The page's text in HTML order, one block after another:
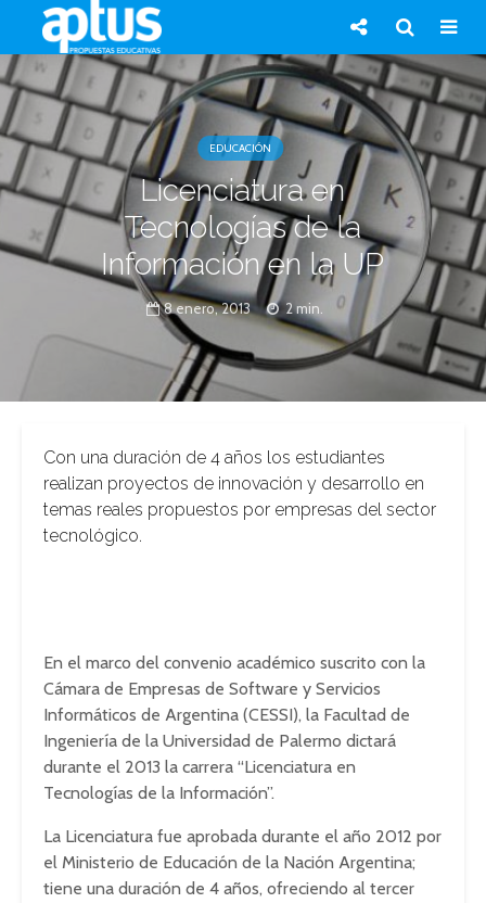
EDUCACIÓN
Licenciatura en
Tecnologías de la
Información en la UP
8 enero, 2013 2 min.
Con una duración de 4 años los estudiantes
realizan proyectos de innovación y desarrollo en
temas reales propuestos por empresas del sector
tecnológico.
En el marco del convenio académico suscrito con la
Cámara de Empresas de Software y Servicios
Informáticos de Argentina (CESSI), la Facultad de
Ingeniería de la Universidad de Palermo dictará
durante el 2013 la carrera “Licenciatura en
Tecnologías de la Información”.
La Licenciatura fue aprobada durante el año 2012 por
el Ministerio de Educación de la Nación Argentina;
tiene una duración de 4 años, ofreciendo al tercer